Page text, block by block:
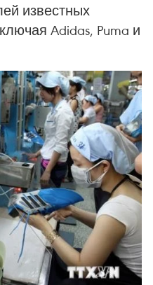
известных
Adidas, Puma и